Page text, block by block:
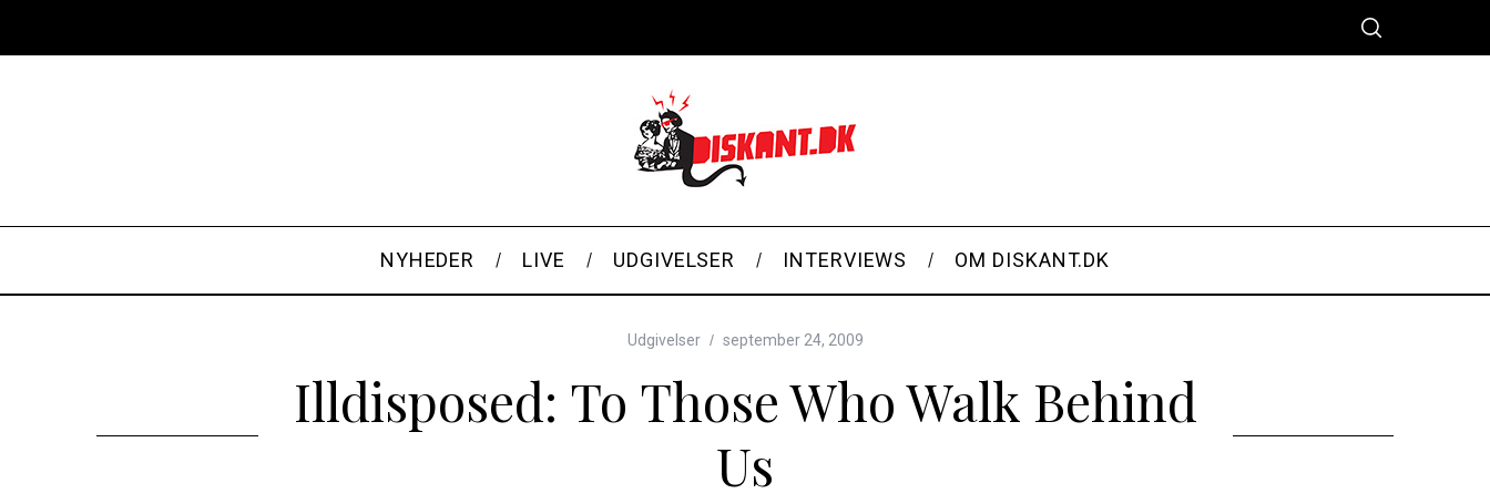
NYHEDER LIVE UDGIVELSER INTERVIEWS OM DISKANT.DK
Udgivelser september 24, 2009
Illdisposed: To Those Who Walk Behind
Us